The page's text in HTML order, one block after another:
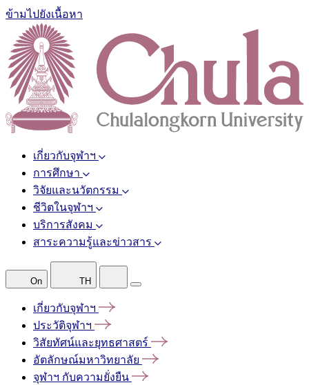
ข้ามไปยังเนื้อหา
เกี่ยวกับจุฬาฯ
การศึกษา
วิจัยและนวัตกรรม
ชีวิตในจุฬาฯ
บริการสังคม
สาระความรู้และข่าวสาร
On TH
เกี่ยวกับจุฬาฯ
ประวัติจุฬาฯ
วิสัยทัศน์และยุทธศาสตร์
อัตลักษณ์มหาวิทยาลัย
จุฬาฯ กับความยั่งยืน